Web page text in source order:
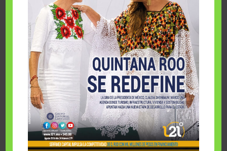
Fairmont Mayakoba y Make-A-Wish México unieron
esfuerzos para hacer realidad el deseo de una …